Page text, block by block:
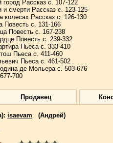
Рассказ c. 107-122
смерти Рассказ c. 123-125
Рассказ c. 126-130
Повесть c. 131-166
Повесть c. 167-238
Повесть c. 239-332
Пьеса c. 333-410
Пьеса c. 411-460
Пьеса c. 461-502
де Мольера c. 503-676
700
Продавец
isaevam (Андрей)